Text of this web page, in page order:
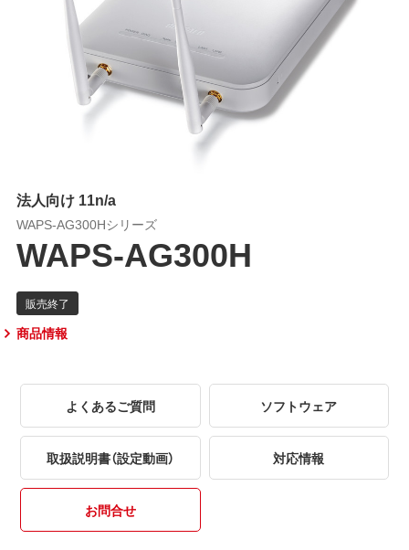
法人向け 11n/a
WAPS-AG300Hシリーズ
WAPS-AG300H
商品情報
よくあるご質問 ソフトウェア
取扱説明書（設定動画） 対応情報
お問合せ